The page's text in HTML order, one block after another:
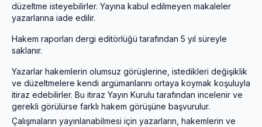
düzeltme isteyebilirler. Yayına kabul edilmeyen makaleler
yazarlarına iade edilir.
Hakem raporları dergi editörlüğü tarafından 5 yıl süreyle
saklanır.
Yazarlar hakemlerin olumsuz görüşlerine, istedikleri değişiklik
ve düzeltmelere kendi argümanlarını ortaya koymak koşuluyla
itiraz edebilirler. Bu itiraz Yayın Kurulu tarafından incelenir ve
gerekli görülürse farklı hakem görüşüne başvurulur.
Çalışmaların yayınlanabilmesi için yazarların, hakemlerin ve